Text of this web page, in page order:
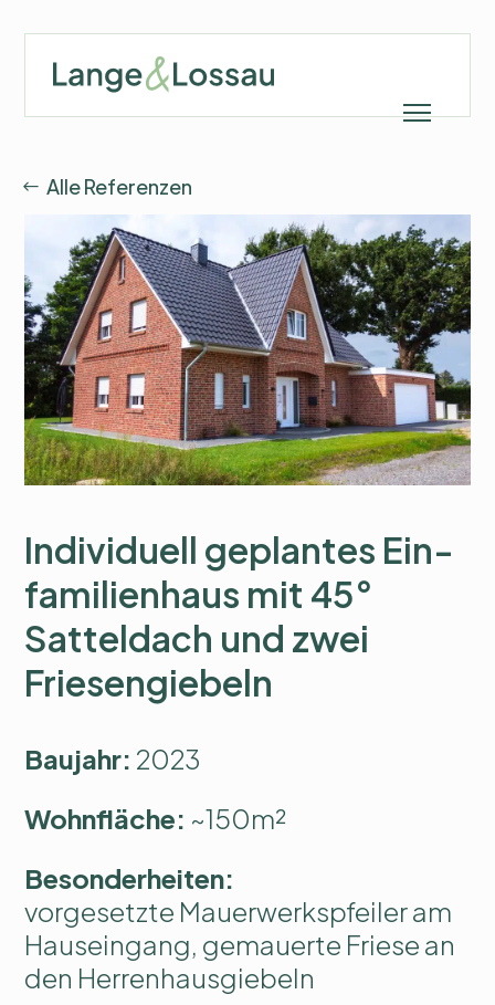
Alle Referenzen
Indi­viduell geplantes Ein­
familien­haus mit 45°
Sattel­dach und zwei
Friesen­giebeln
Baujahr: 2023
Wohnfläche: ~150m²
Besonderheiten:
vorgesetzte Mauerwerkspfeiler am
Hauseingang, gemauerte Friese an
den Herrenhausgiebeln